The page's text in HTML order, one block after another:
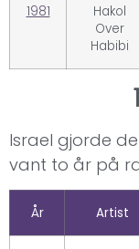
1981
Hakol
Over
Habibi
Israel gjorde
vant to år på
År Artist